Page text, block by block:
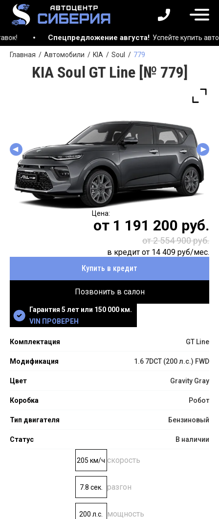
Спецпредложение августа!Успейте купить
Главная Автомобили KIA Soul 779
KIA Soul GT Line [№ 779]
Гарантия 5 лет или 150 000 км.
VIN ПРОВЕРЕН
Комплектация GT Line
Модификация 1.6 7DCT (200 л.с.) FWD
Цвет Gravity Gray
Коробка Робот
Тип двигателя Бензиновый
Статус В наличии
205 км/ч скорость
7.8 сек. разгон
200 л.с. мощность
от 1 191 200 руб.
от 2 554 900 руб.
в кредит от 14 409 руб/мес.
Купить в кредит
Позвонить в салон